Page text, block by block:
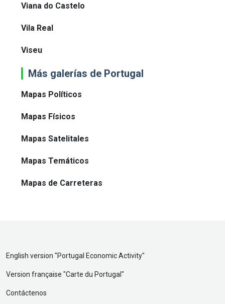
Viana do Castelo
Vila Real
Viseu
Más galerías de Portugal
Mapas Políticos
Mapas Físicos
Mapas Satelitales
Mapas Temáticos
Mapas de Carreteras
English version "Portugal Economic Activity"
Version française "Carte du Portugal "
Contáctenos